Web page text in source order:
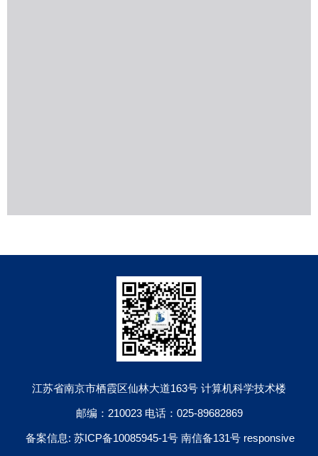
江苏省南京市栖霞区仙林大道163号 计算机科学技术楼
邮编：210023 电话：025-89682869
备案信息: 苏ICP备10085945-1号 南信备131号 responsive